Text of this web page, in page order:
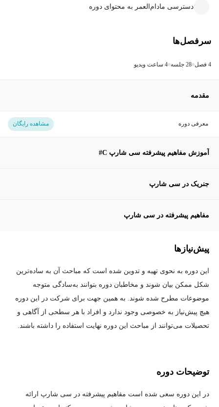
دسترسی مادام‌العمر به محتوای دوره
سرفصل‌ها
4 فصل 28 جلسه 4 ساعت ویدیو
مقدمه
معرفی دوره مشاهده رایگان
آموزش مفاهیم پیشرفته سی شارپ C#
جنریک در سی شارپ
مفاهیم پیشرفته در سی شارپ
پیش‌نیاز‌ها
این دوره به نحوی تهیه و تدوین شده است که مباحث آن به ساده‌ترین
شکل ممکن بیان شوند و مخاطبان دوره بتوانند به‌سادگی متوجه
موضوعات مطرح شده شوند. به همین جهت برای شرکت در این دوره
هیچ پیش‌نیاز به خصوصی وجود ندارد و افراد با هر سطحی از آگاهی و
تحصیلات می‌توانند از مباحث این دوره نهایت استفاده را داشته باشند.
توضیحات دوره
در این دوره سعی شده است مفاهیم پیشرفته در سی شارپ ارائه